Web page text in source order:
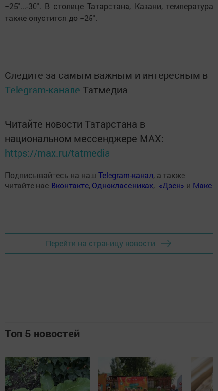
−25˚...-30˚. В столице Татарстана, Казани, температура
также опустится до −25˚.
Следите за самым важным и интересным в
Telegram-канале Татмедиа
Читайте новости Татарстана в
национальном мессенджере MАХ:
https://max.ru/tatmedia
Подписывайтесь на наш Telegram-канал, а также
читайте нас Вконтакте, Одноклассниках, «Дзен» и Макс
Перейти на страницу новости
Топ 5 новостей